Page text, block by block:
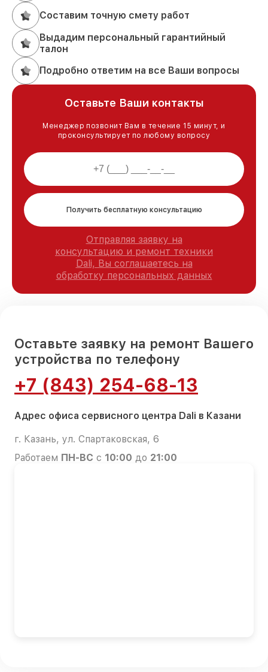
Составим точную смету работ
Выдадим персональный гарантийный
талон
Подробно ответим на все Ваши вопросы
Оставьте Ваши контакты
Менеджер позвонит Вам в течение 15 минут, и
проконсультирует по любому вопросу
Получить бесплатную консультацию
Отправляя заявку на
консультацию и ремонт техники
Dali, Вы соглашаетесь на
обработку персональных данных
Оставьте заявку на ремонт Вашего
устройства по телефону
+7 (843) 254-68-13
Адрес офиса сервисного центра Dali в Казани
г. Казань, ул. Спартаковская, 6
Работаем ПН-ВС с 10:00 до 21:00